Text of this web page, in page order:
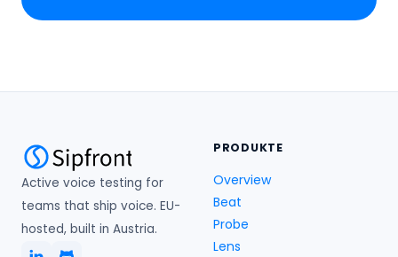
Active voice testing for
teams that ship voice. EU-
hosted, built in Austria.
PRODUKTE
Overview
Beat
Probe
Lens